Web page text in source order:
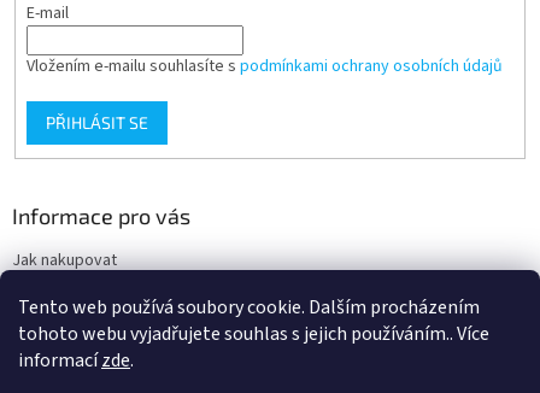
Tento web používá soubory cookie. Dalším procházením
tohoto webu vyjadřujete souhlas s jejich používáním.. Více
informacízde.
E-mail
Vložením e-mailu souhlasíte s podmínkami ochrany osobních údajů
PŘIHLÁSIT SE
Informace pro vás
Jak nakupovat
Podmínky ochrany osobních údajů